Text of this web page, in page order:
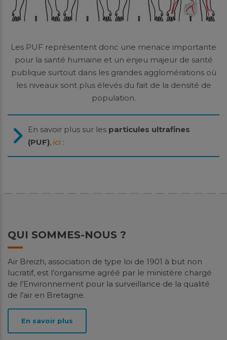
Les PUF représentent donc une menace importante
pour la santé humaine et un enjeu majeur de santé
publique surtout dans les grandes agglomérations où
les niveaux sont plus élevés du fait de la densité de
population.
En savoir plus sur les particules ultrafines
(PUF), ici :
QUI SOMMES-NOUS ?
Air Breizh, association de type loi de 1901 à but non
lucratif, est l’organisme agréé par le ministère chargé
de l’Environnement pour la surveillance de la qualité
de l’air en Bretagne.
En savoir plus